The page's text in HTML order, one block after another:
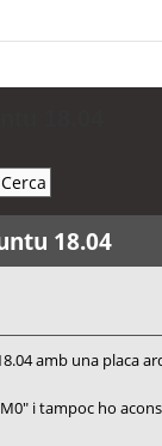
18.04
amb una placa
i tampoc ho